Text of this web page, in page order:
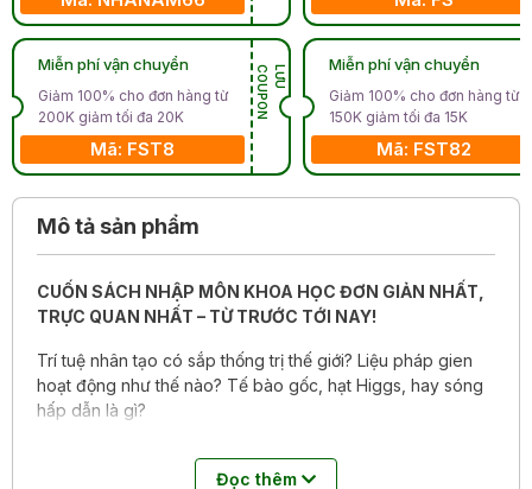
Miễn phí vận chuyển
Giảm 100% cho đơn hàng từ
200K giảm tối đa 20K
Mã: FST8
L
Ư
U
C
O
U
P
O
N
Miễn phí vận chuyển
Giảm 100% cho đơn hàng từ
150K giảm tối đa 15K
Mã: FST82
Mô tả sản phẩm
CUỐN SÁCH NHẬP MÔN KHOA HỌC ĐƠN GIẢN NHẤT,
TRỰC QUAN NHẤT – TỪ TRƯỚC TỚI NAY!
Trí tuệ nhân tạo có sắp thống trị thế giới? Liệu pháp gien
hoạt động như thế nào? Tế bào gốc, hạt Higgs, hay sóng
hấp dẫn là gì?
Khoa học có thể phức tạp đến độ làm bạn nản chí, và có
những lúc không dễ để tách bạch khoa học “đúng” và
Đọc thêm